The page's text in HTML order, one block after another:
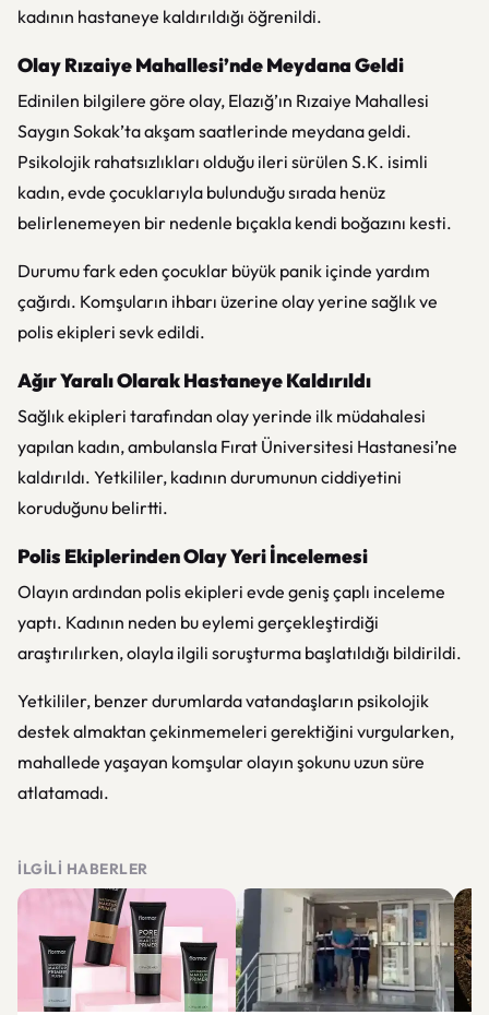
kadının hastaneye kaldırıldığı öğrenildi.
Olay Rızaiye Mahallesi’nde Meydana Geldi
Edinilen bilgilere göre olay, Elazığ’ın Rızaiye Mahallesi
Saygın Sokak’ta akşam saatlerinde meydana geldi.
Psikolojik rahatsızlıkları olduğu ileri sürülen S.K. isimli
kadın, evde çocuklarıyla bulunduğu sırada henüz
belirlenemeyen bir nedenle bıçakla kendi boğazını kesti.
Durumu fark eden çocuklar büyük panik içinde yardım
çağırdı. Komşuların ihbarı üzerine olay yerine sağlık ve
polis ekipleri sevk edildi.
Ağır Yaralı Olarak Hastaneye Kaldırıldı
Sağlık ekipleri tarafından olay yerinde ilk müdahalesi
yapılan kadın, ambulansla Fırat Üniversitesi Hastanesi’ne
kaldırıldı. Yetkililer, kadının durumunun ciddiyetini
koruduğunu belirtti.
Polis Ekiplerinden Olay Yeri İncelemesi
Olayın ardından polis ekipleri evde geniş çaplı inceleme
yaptı. Kadının neden bu eylemi gerçekleştirdiği
araştırılırken, olayla ilgili soruşturma başlatıldığı bildirildi.
Yetkililer, benzer durumlarda vatandaşların psikolojik
destek almaktan çekinmemeleri gerektiğini vurgularken,
mahallede yaşayan komşular olayın şokunu uzun süre
atlatamadı.
İLGILI HABERLER